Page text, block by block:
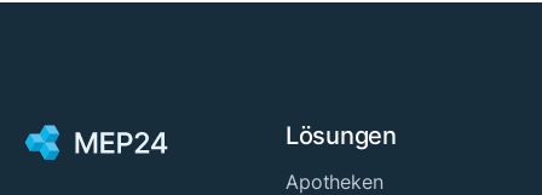
Lösungen
Apotheken